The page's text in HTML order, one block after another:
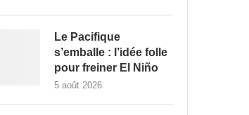
Le Pacifique
s’emballe : l’idée folle
pour freiner El Niño
5 août 2026